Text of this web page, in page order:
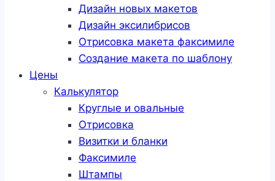
Дизайн новых макетов
Дизайн эксилибрисов
Отрисовка макета факсимиле
Создание макета по шаблону
Цены
Калькулятор
Круглые и овальные
Отрисовка
Визитки и бланки
Факсимиле
Штампы